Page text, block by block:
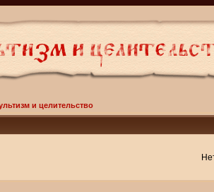
и целительство